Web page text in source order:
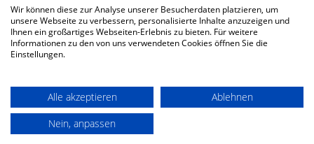
August 2011(1)
Juli 2011(1)
Juni 2011(4)
Impressum Datenschutzerklärung
Wir können diese zur Analyse unserer Besucherdaten platzieren, um
unsere Webseite zu verbessern, personalisierte Inhalte anzuzeigen und
Ihnen ein großartiges Webseiten-Erlebnis zu bieten. Für weitere
Informationen zu den von uns verwendeten Cookies öffnen Sie die
Einstellungen.
Alle akzeptieren
Ablehnen
Nein, anpassen